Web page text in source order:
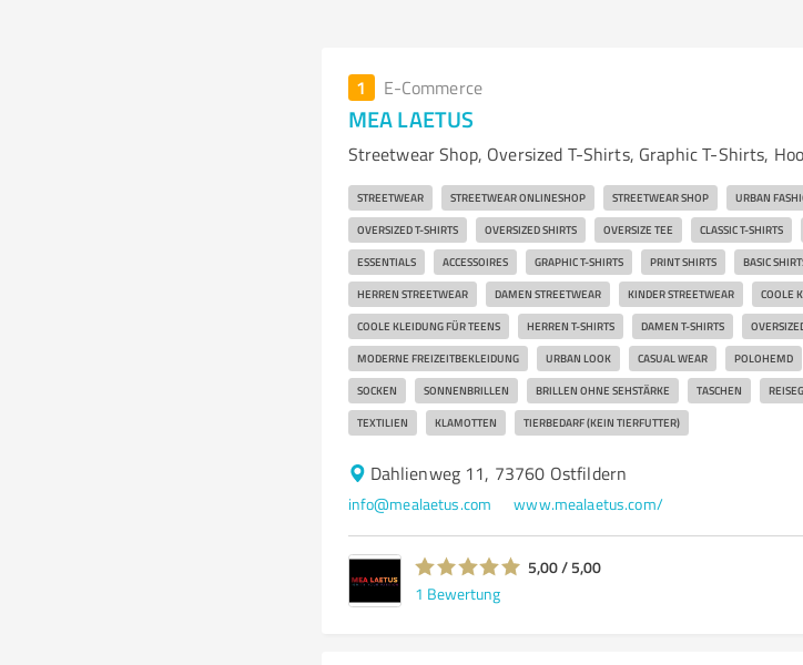
1 E-Commerce
MEA LAETUS
Streetwear Shop, Oversized T-Shirts, Graphic T-Shirts,
STREETWEAR STREETWEAR ONLINESHOP STREETWEAR SHOP URBAN
OVERSIZED T-SHIRTS OVERSIZED SHIRTS OVERSIZE TEE CLASSIC T-SHIRTS
ESSENTIALS ACCESSOIRES GRAPHIC T-SHIRTS PRINT SHIRTS BASIC
HERREN STREETWEAR DAMEN STREETWEAR KINDER STREETWEAR COOLE
COOLE KLEIDUNG FÜR TEENS HERREN T-SHIRTS DAMEN T-SHIRTS
MODERNE FREIZEITBEKLEIDUNG URBAN LOOK CASUAL WEAR POLOHEMD
SOCKEN SONNENBRILLEN BRILLEN OHNE SEHSTÄRKE TASCHEN
TEXTILIEN KLAMOTTEN TIERBEDARF (KEIN TIERFUTTER)
Dahlienweg 11, 73760 Ostfildern
info@mealaetus.com www.mealaetus.com/
5,00 / 5,00
1 Bewertung